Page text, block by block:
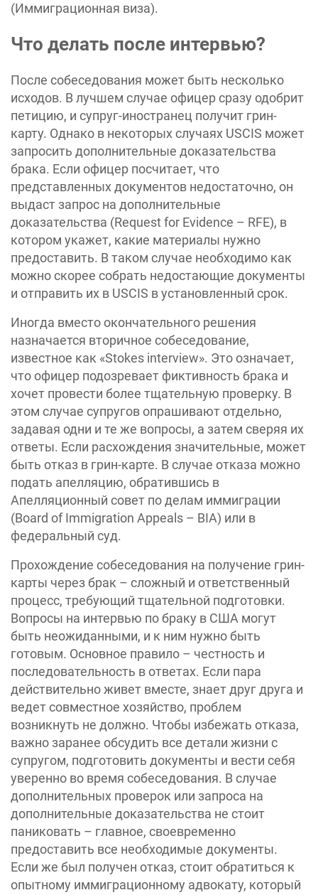
(Иммиграционная виза).
Что делать после интервью?
После собеседования может быть несколько
исходов. В лучшем случае офицер сразу одобрит
петицию, и супруг-иностранец получит грин-
карту. Однако в некоторых случаях USCIS может
запросить дополнительные доказательства
брака. Если офицер посчитает, что
представленных документов недостаточно, он
выдаст запрос на дополнительные
доказательства (Request for Evidence – RFE), в
котором укажет, какие материалы нужно
предоставить. В таком случае необходимо как
можно скорее собрать недостающие документы
и отправить их в USCIS в установленный срок.
Иногда вместо окончательного решения
назначается вторичное собеседование,
известное как «Stokes interview». Это означает,
что офицер подозревает фиктивность брака и
хочет провести более тщательную проверку. В
этом случае супругов опрашивают отдельно,
задавая одни и те же вопросы, а затем сверяя их
ответы. Если расхождения значительные, может
быть отказ в грин-карте. В случае отказа можно
подать апелляцию, обратившись в
Апелляционный совет по делам иммиграции
(Board of Immigration Appeals – BIA) или в
федеральный суд.
Прохождение собеседования на получение грин-
карты через брак – сложный и ответственный
процесс, требующий тщательной подготовки.
Вопросы на интервью по браку в США могут
быть неожиданными, и к ним нужно быть
готовым. Основное правило – честность и
последовательность в ответах. Если пара
действительно живет вместе, знает друг друга и
ведет совместное хозяйство, проблем
возникнуть не должно. Чтобы избежать отказа,
важно заранее обсудить все детали жизни с
супругом, подготовить документы и вести себя
уверенно во время собеседования. В случае
дополнительных проверок или запроса на
дополнительные доказательства не стоит
паниковать – главное, своевременно
предоставить все необходимые документы.
Если же был получен отказ, стоит обратиться к
опытному иммиграционному адвокату, который